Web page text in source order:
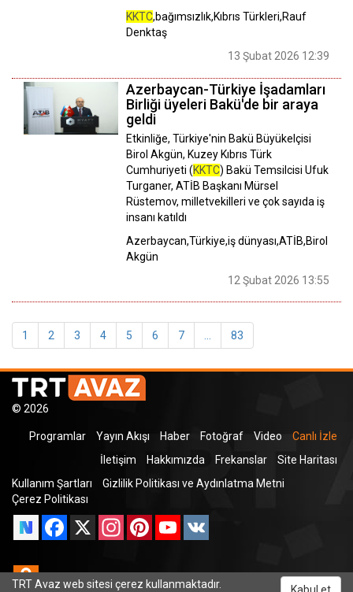
KKTC,bağımsızlık,Kıbrıs Türkleri,Rauf
Denktaş
13 Şubat 2026 12:39
Azerbaycan-Türkiye İşadamları
Birliği üyeleri Bakü'de bir araya
geldi
Etkinliğe, Türkiye'nin Bakü Büyükelçisi
Birol Akgün, Kuzey Kıbrıs Türk
Cumhuriyeti (KKTC) Bakü Temsilcisi Ufuk
Turganer, ATİB Başkanı Mürsel
Rüstemov, milletvekilleri ve çok sayıda iş
insanı katıldı
Azerbaycan,Türkiye,iş dünyası,ATİB,Birol
Akgün
12 Şubat 2026 13:55
1 2 3 4 5 6 7 83
© 2026
Programlar Yayın Akışı Haber Fotoğraf Video
Canlı İzle
İletişim
Hakkımızda Frekanslar
Site Haritası
Kullanım Şartları
Gizlilik Politikası ve Aydınlatma Metni
Çerez Politikası
Facebook
X InstagramPinterestYouTube
Odnoklassniki
TRT Avaz web sitesi çerez kullanmaktadır.
Kabul et